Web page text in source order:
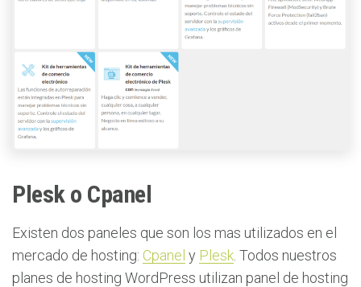
Plesk o Cpanel
Existen dos paneles que son los mas utilizados en el
mercado de hosting: Cpanel y Plesk . Todos nuestros
planes de hosting WordPress utilizan panel de hosting